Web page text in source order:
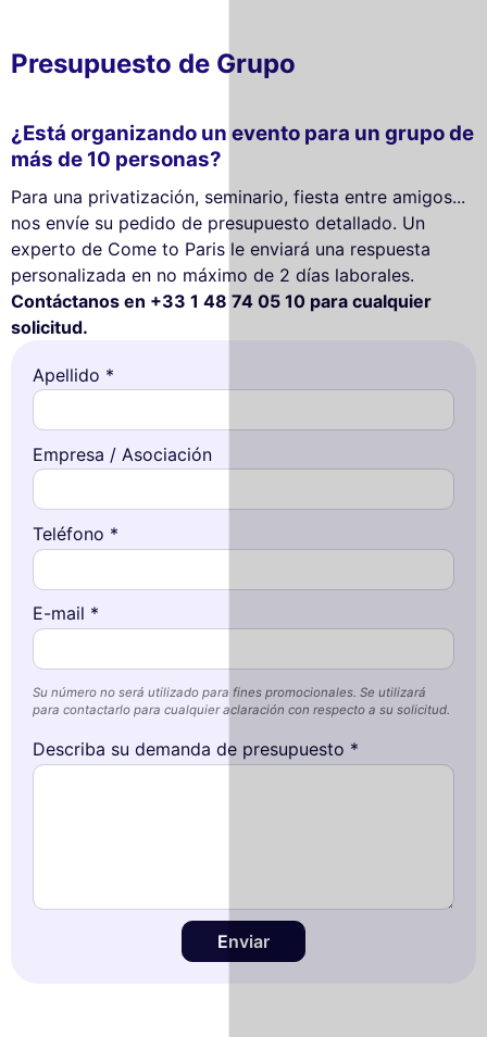
Presupuesto de Grupo
¿Está organizando un evento para un grupo de
más de 10 personas?
Para una privatización, seminario, fiesta entre amigos...
nos envíe su pedido de presupuesto detallado. Un
experto de Come to Paris le enviará una respuesta
personalizada en no máximo de 2 días laborales.
Contáctanos en +33 1 48 74 05 10 para cualquier
solicitud.
Apellido *
Empresa / Asociación
Teléfono *
E-mail *
Su número no será utilizado para fines promocionales. Se utilizará
para contactarlo para cualquier aclaración con respecto a su solicitud.
Describa su demanda de presupuesto *
Enviar